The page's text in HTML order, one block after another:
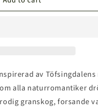
av
alla naturromantiker
granskog, forsande